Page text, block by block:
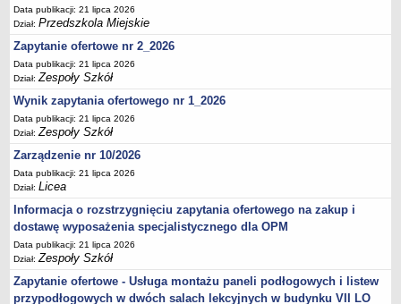
Data publikacji: 21 lipca 2026
Dział:Przedszkola Miejskie
Zapytanie ofertowe nr 2_2026
Data publikacji: 21 lipca 2026
Dział:Zespoły Szkół
Wynik zapytania ofertowego nr 1_2026
Data publikacji: 21 lipca 2026
Dział:Zespoły Szkół
Zarządzenie nr 10/2026
Data publikacji: 21 lipca 2026
Dział:Licea
Informacja o rozstrzygnięciu zapytania ofertowego na zakup i
dostawę wyposażenia specjalistycznego dla OPM
Data publikacji: 21 lipca 2026
Dział:Zespoły Szkół
Zapytanie ofertowe - Usługa montażu paneli podłogowych i listew
przypodłogowych w dwóch salach lekcyjnych w budynku VII LO